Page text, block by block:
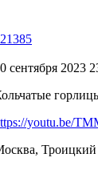
сентября 2023
youtu.be/